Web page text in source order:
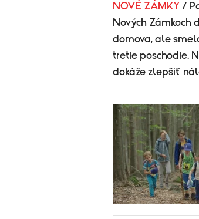
NOVÉ ZÁMKY /
Nových Zámkoch
domova, ale
tretie poschodie.
dokáže zlepšiť